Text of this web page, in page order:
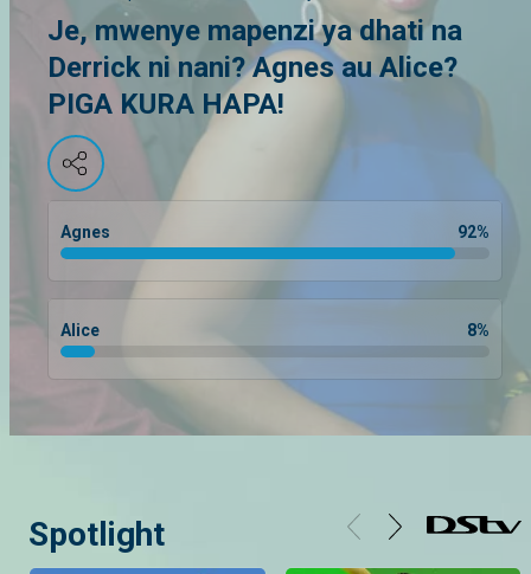
Je, mwenye mapenzi ya dhati na
Derrick ni nani? Agnes au Alice?
PIGA KURA HAPA!
Agnes 92%
Alice 8%
Spotlight